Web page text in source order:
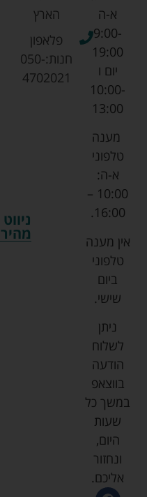
ניווט
מהיר
הארץ
פלאפון
חנות:050-
4702021
א-ה
9:00-
19:00
יום ו
10:00-
13:00
מענה
טלפוני
א-ה:
10:00 –
16:00.
אין מענה
טלפוני
ביום
שישי.
ניתן
לשלוח
הודעה
בווצאפ
במשך כל
שעות
היום,
ונחזור
אליכם.